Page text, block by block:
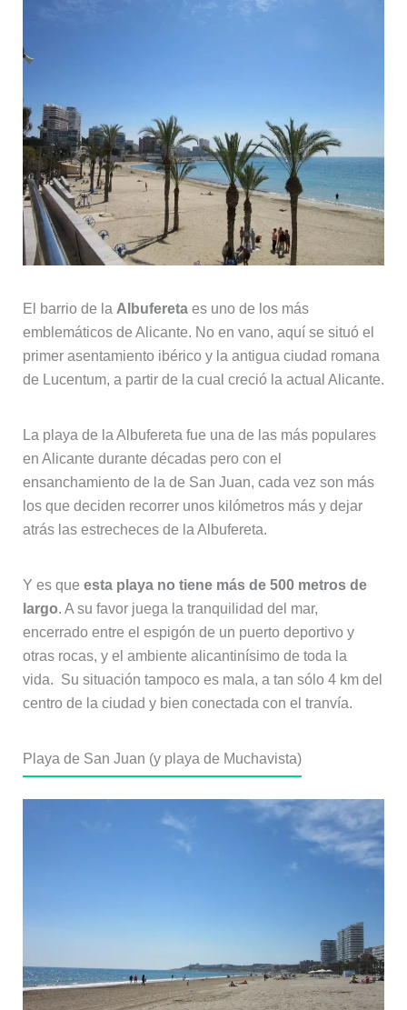
El barrio de la Albuferetaes uno de los más
emblemáticos de Alicante. No en vano, aquí se situó el
primer asentamiento ibérico y la antigua ciudad romana
de Lucentum, a partir de la cual creció la actual Alicante.
La playa de la Albufereta fue una de las más populares
en Alicante durante décadas pero con el
ensanchamiento de la de San Juan, cada vez son más
los que deciden recorrer unos kilómetros más y dejar
atrás las estrecheces de la Albufereta.
Y es que esta playa no tiene más de 500 metros de
largo. A su favor juega la tranquilidad del mar,
encerrado entre el espigón de un puerto deportivo y
otras rocas, y el ambiente alicantinísimo de toda la
vida. Su situación tampoco es mala, a tan sólo 4 km del
centro de la ciudad y bien conectada con el tranvía.
Playa de San Juan (y playa de Muchavista)